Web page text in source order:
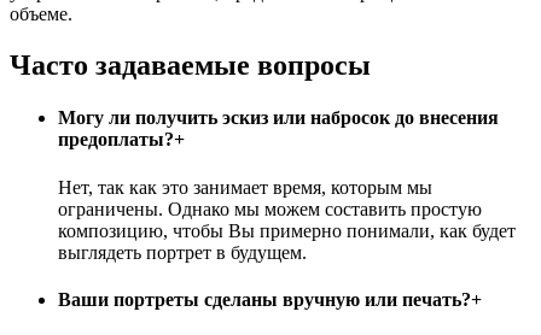
объеме.
Часто задаваемые вопросы
Могу ли получить эскиз или набросок до внесения
предоплаты?+
Нет, так как это занимает время, которым мы
ограничены. Однако мы можем составить простую
композицию, чтобы Вы примерно понимали, как будет
выглядеть портрет в будущем.
Ваши портреты сделаны вручную или печать?+